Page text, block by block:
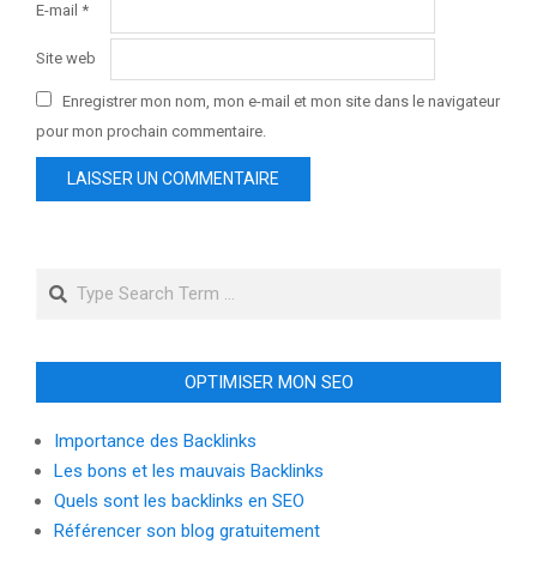
E-mail *
Site web
Enregistrer mon nom, mon e-mail et mon site dans le navigateur
pour mon prochain commentaire.
Search
OPTIMISER MON SEO
Importance des Backlinks
Les bons et les mauvais Backlinks
Quels sont les backlinks en SEO
Référencer son blog gratuitement